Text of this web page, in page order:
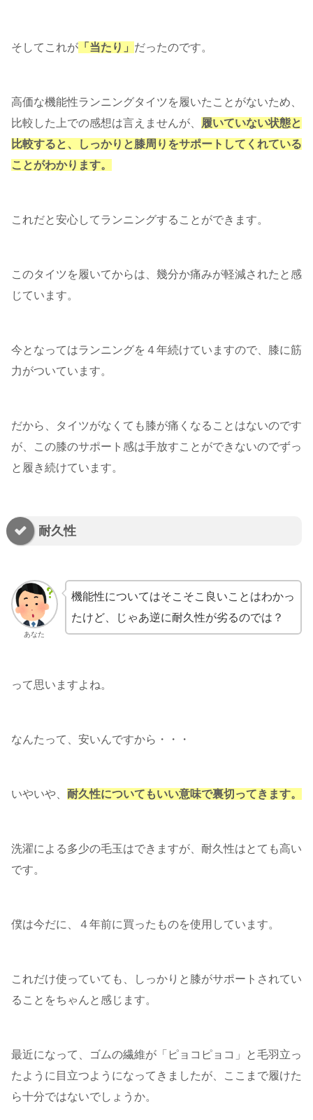
そしてこれが 「当たり」 だったのです。
高価な機能性ランニングタイツを履いたことがないため、
比較した上での感想は言えませんが、
履いていない状態と
比較すると、しっかりと膝周りをサポートしてくれている
ことがわかります。
これだと安心してランニングすることができます。
このタイツを履いてからは、幾分か痛みが軽減されたと感
じています。
今となってはランニングを４年続けていますので、膝に筋
力がついています。
だから、タイツがなくても膝が痛くなることはないのです
が、この膝のサポート感は手放すことができないのでずっ
と履き続けています。
耐久性
あなた
機能性についてはそこそこ良いことはわかっ
たけど、じゃあ逆に耐久性が劣るのでは？
って思いますよね。
なんたって、安いんですから・・・
いやいや、 耐久性についてもいい意味で裏切ってきます。
洗濯による多少の毛玉はできますが、耐久性はとても高い
です。
僕は今だに、４年前に買ったものを使用しています。
これだけ使っていても、しっかりと膝がサポートされてい
ることをちゃんと感じます。
最近になって、ゴムの繊維が「ピョコピョコ」と毛羽立っ
たように目立つようになってきましたが、ここまで履けた
ら十分ではないでしょうか。